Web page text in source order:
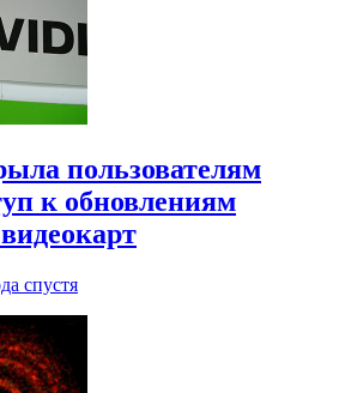
пользователям
к обновлениям
спустя